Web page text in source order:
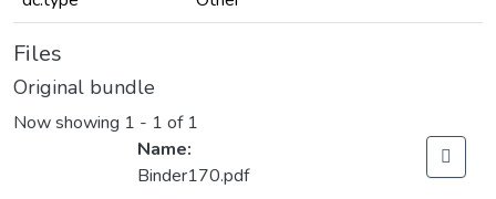
Files
Original bundle
Now showing 1 - 1 of 1
Name:
Binder170.pdf